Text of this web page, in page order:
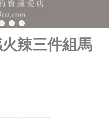
辣三件組馬